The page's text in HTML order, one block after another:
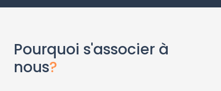
Pourquoi s'associer à
nous?